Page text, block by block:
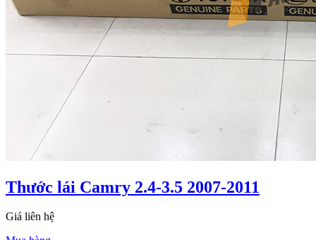
Thước lái Camry 2.4-3.5 2007-2011
Giá liên hệ